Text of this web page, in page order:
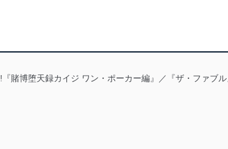
博堕天録カイジ ワン・ポーカー編』／『ザ・ファブル